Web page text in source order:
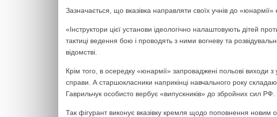
Зазначається, що вказівка направляти своїх учнів до «юнармії»
«Інструктори цієї установи ідеологічно налаштовують дітей
тактиці ведення бою і проводять з ними вогневу та
відомстві.
Крім того, в осередку «юнармії» запроваджені польові виходи
справи. А старшокласники наприкінці навчального року
Гаврильчук особисто вербує «випускників» до збройних сил РФ.
Так фігурант виконує вказівку кремля щодо поповнення новим